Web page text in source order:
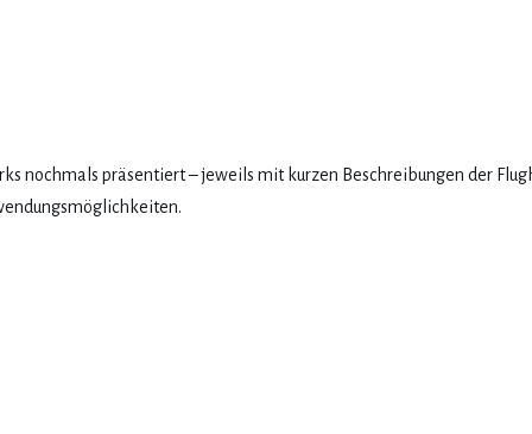
nochmals präsentiert – jeweils mit kurzen Beschreibungen der